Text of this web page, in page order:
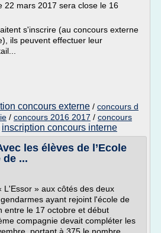
22 mars 2017 sera close le 16
s'inscrire (au concours externe
ils peuvent effectuer leur
concours externe / concours d
/ concours 2016 2017 / concours
inscription concours interne
les élèves de l’Ecole
de ...
L'Essor » aux côtés des deux
ayant rejoint l'école de
entre le 17 octobre et début
compagnie devait compléter les